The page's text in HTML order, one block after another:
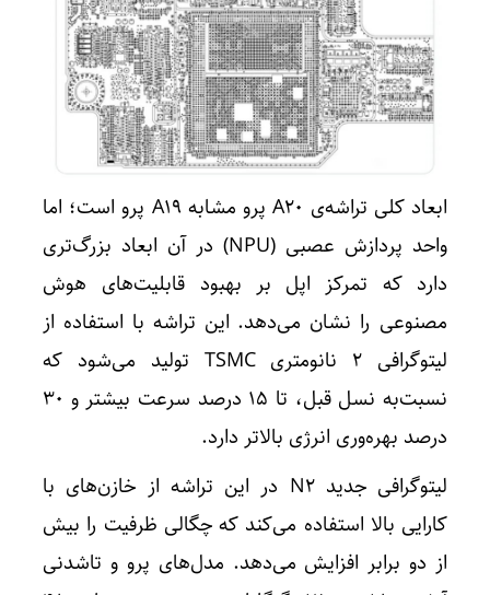
ابعاد کلی تراشه‌ی A۲۰ پرو مشابه A۱۹ پرو است؛ اما
واحد پردازش عصبی (NPU) در آن ابعاد بزرگ‌تری
دارد که تمرکز اپل بر بهبود قابلیت‌های هوش
مصنوعی را نشان می‌دهد. این تراشه با استفاده از
لیتوگرافی ۲ نانومتری TSMC تولید می‌شود که
نسبت‌به نسل قبل، تا ۱۵ درصد سرعت بیشتر و ۳۰
درصد بهره‌وری انرژی بالاتر دارد.
لیتوگرافی جدید N۲ در این تراشه از خازن‌های با
کارایی بالا استفاده می‌کند که چگالی ظرفیت را بیش
از دو برابر افزایش می‌دهد. مدل‌های پرو و تاشدنی